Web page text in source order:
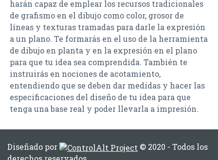
harán capaz de emplear los recursos tradicionales
de grafismo en el dibujo como color, grosor de
líneas y texturas tramadas para darle la expresión
a un plano. Te formarás en el uso de la herramienta
de dibujo en planta y en la expresión en el plano
para que tu idea sea comprendida. También te
instruirás en nociones de acotamiento,
entendiendo que se deben dar medidas y hacer las
especificaciones del diseño de tu idea para que
tenga una base real y poder llevarla a impresión.
Diseñado por
© 2020 - Todos los